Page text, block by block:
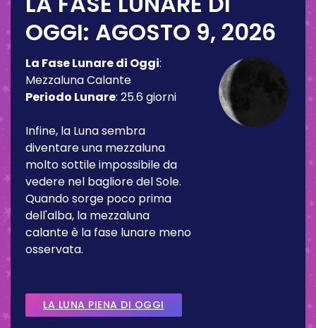
OGGI: AGOSTO 9, 2026
La Fase Lunare di Oggi:
Mezzaluna Calante
Periodo Lunare: 25.6 giorni
Infine, la Luna sembra
diventare una mezzaluna
molto sottile impossibile da
vedere nel bagliore del Sole.
Quando sorge poco prima
dell'alba, la mezzaluna
calante è la fase lunare meno
osservata.
LA LUNA PIENA DI OGGI